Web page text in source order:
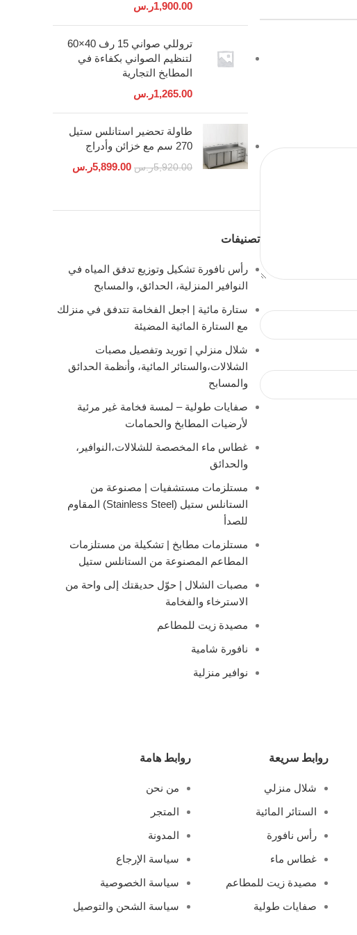
1,900.00ر.س
تروللي صواني 15 رف 40×60
لتنظيم الصواني بكفاءة في
المطابخ التجارية
1,265.00ر.س
طاولة تحضير استانلس ستيل
270 سم مع خزائن وأدراج
5,920.00ر.س 5,899.00ر.س
تصنيفات
رأس نافورة تشكيل وتوزيع تدفق المياه في
النوافير المنزلية، الحدائق، والمسابح
ستارة مائية | اجعل الفخامة تتدفق في منزلك
مع الستارة المائية المضيئة
شلال منزلي | توريد وتفصيل مصبات
الشلالات،والستائر المائية، وأنظمة الحدائق
والمسابح
صفايات طولية – لمسة فخامة غير مرئية
لأرضيات المطابخ والحمامات
غطاس ماء المخصصة للشلالات،النوافير،
والحدائق
مستلزمات مستشفيات | مصنوعة من
الستانلس ستيل (Stainless Steel) المقاوم
للصدأ
مستلزمات مطابخ | تشكيلة من مستلزمات
المطاعم المصنوعة من الستانلس ستيل
مصبات الشلال | حوّل حديقتك إلى واحة من
الاسترخاء والفخامة
مصيدة زيت للمطاعم
نافورة شامية
نوافير منزلية
روابط سريعة
شلال منزلي
الستائر المائية
رأس نافورة
غطاس ماء
مصيدة زيت للمطاعم
صفايات طولية
روابط هامة
من نحن
المتجر
المدونة
سياسة الإرجاع
سياسة الخصوصية
سياسة الشحن والتوصيل